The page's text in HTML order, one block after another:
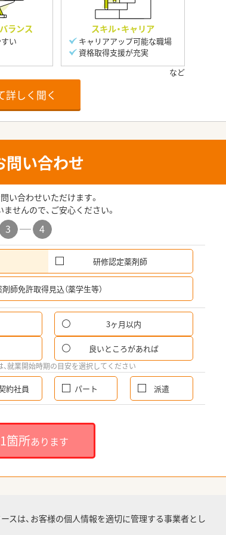
ランス
い
スキル・キャリア
キャリアアップ可能な職場
資格取得支援が充実
詳しく聞く
問い合わせ
い合わせいただけます。
せんので、ご安心ください。
3 4
研修認定薬剤師
師免許取得見込（薬学生等）
3ヶ月以内
良いところがあれば
就業開始時期の目安を選択してください
約社員 パート 派遣
1箇所あります
スは、お客様の個人情報を適切に管理する事業者とし